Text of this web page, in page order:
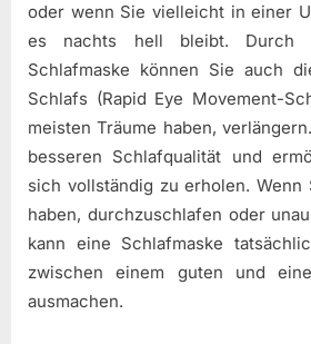
oder wenn Sie vielleicht in einer
es nachts hell bleibt. Durch
Schlafmaske können Sie auch
Schlafs (Rapid Eye Movement-
meisten Träume haben,
besseren Schlafqualität und
sich vollständig zu erholen. Wenn
haben, durchzuschlafen oder
kann eine Schlafmaske
zwischen einem guten und
ausmachen.